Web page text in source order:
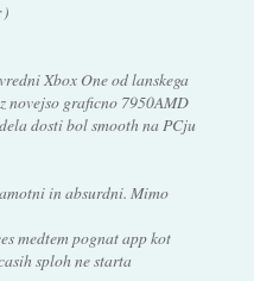
Xbox One od lanskega
novejso graficno 7950AMD
dosti bol smooth na PCju
in absurdni. Mimo
medtem pognat app kot
sploh ne starta